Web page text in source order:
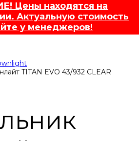
Цены находятся на
Актуальную стоимость
у менеджеров!
TITAN EVO 43/932 CLEAR